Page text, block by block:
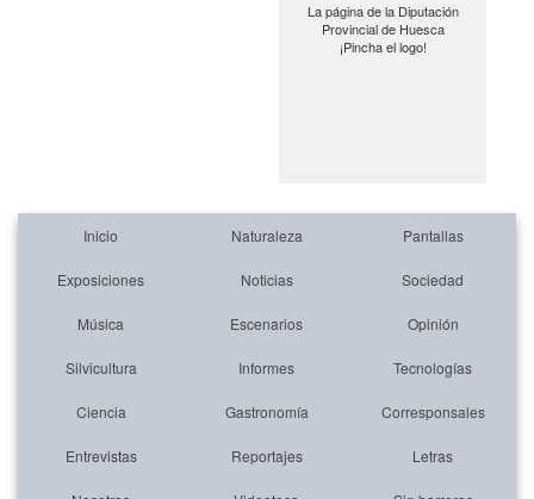
La página de la Diputación
Provincial de Huesca
¡Pincha el logo!
Inicio Naturaleza Pantallas
Exposiciones Noticias Sociedad
Música Escenarios Opinión
Silvicultura Informes Tecnologías
Ciencia Gastronomía Corresponsales
Entrevistas Reportajes Letras